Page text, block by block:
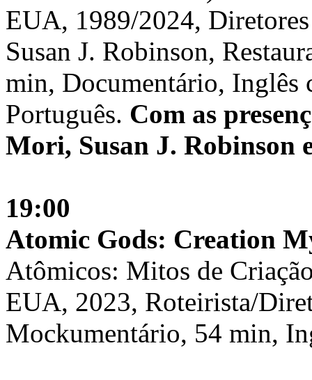
EUA, 1989/2024,
Susan J. Robinson,
min, Documentário, Inglês
Português. Com as
Mori, Susan J. Robinson
19:00
Atomic Gods: Creation
Atômicos: Mitos de
EUA, 2023, Roteirista/
Mockumentário, 54 min,